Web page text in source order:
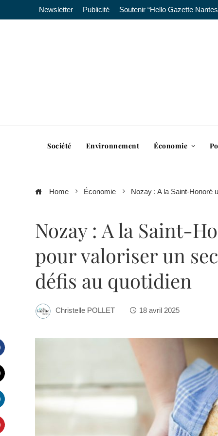
Newsletter Publicité Soutenir “Hello Gazette
Société Environnement Économie
Home Économie Nozay : A la Saint-Honoré
Nozay : A la Saint-
pour valoriser un
défis au quotidien
Christelle POLLET 18 avril 2025